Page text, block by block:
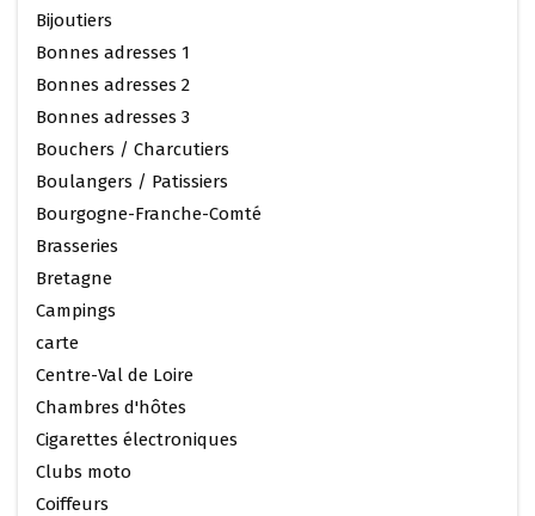
Bijoutiers
Bonnes adresses 1
Bonnes adresses 2
Bonnes adresses 3
Bouchers / Charcutiers
Boulangers / Patissiers
Bourgogne-Franche-Comté
Brasseries
Bretagne
Campings
carte
Centre-Val de Loire
Chambres d'hôtes
Cigarettes électroniques
Clubs moto
Coiffeurs